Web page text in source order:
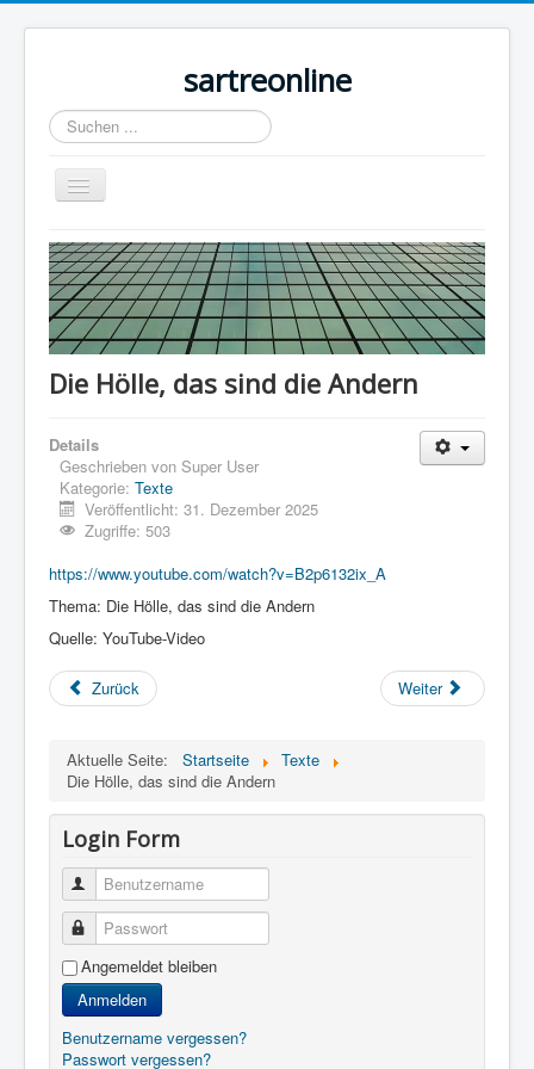
sartreonline
Suchen
...
Navigation
an/aus
Home
Texte
Videos
Rezensionen
Kontakt
Impressum
Die Hölle, das sind die Andern
Details
Geschrieben von Super User
Kategorie: Texte
Veröffentlicht: 31. Dezember 2025
Zugriffe: 503
https://www.youtube.com/watch?v=B2p6132ix_A
Thema: Die Hölle, das sind die Andern
Quelle: YouTube-Video
Zurück Weiter
Aktuelle Seite: Startseite
Texte
Die Hölle, das sind die Andern
Login Form
Benutzername
Passwort
Angemeldet bleiben
Anmelden
Benutzername vergessen?
Passwort vergessen?